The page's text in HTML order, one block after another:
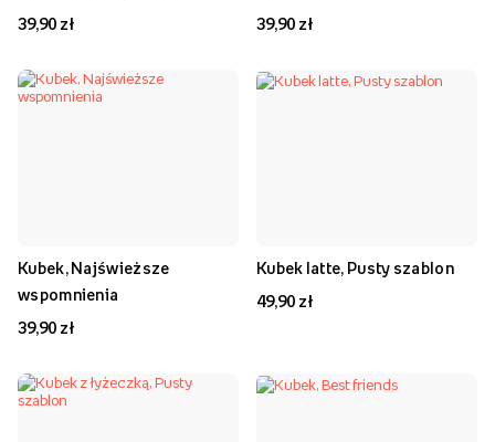
39,90 zł 39,90 zł
Kubek, Najświeższe
wspomnienia
39,90 zł
Kubek latte, Pusty szablon
49,90 zł